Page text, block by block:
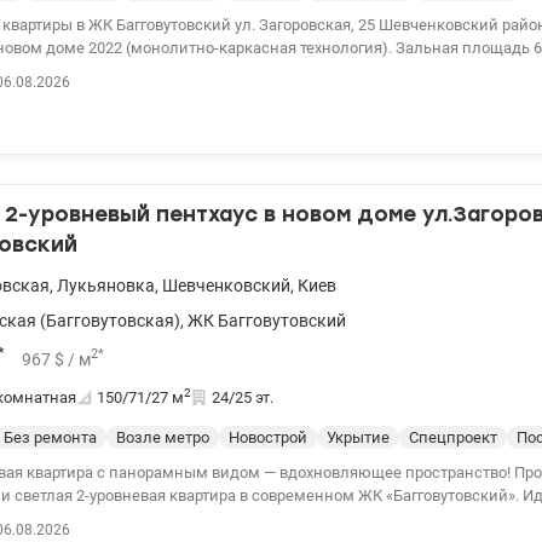
в ЖК Багговутовский ул. Загоровская, 25 Шевченковский район Правый берег
доме 2022 (монолитно-каркасная технология). Зальная площадь
супермаркеты, детские сады и школа. Цена 145000 у.е. Без
099 446 35 99 valion.ua/1155174
уровневый пентхаус в новом доме
, Лукьяновка, Шевченковский, Киев
(Багговутовская), ЖК Багговутовский
967 $ / м2*
150/71/27 м2 24/25 эт.
Без ремонта Возле метро Новострой Укрытие Спецпроект
квартира с панорамным видом — вдохновляющее пространство!
светлая 2-уровневая квартира в современном ЖК «Багговутовский».